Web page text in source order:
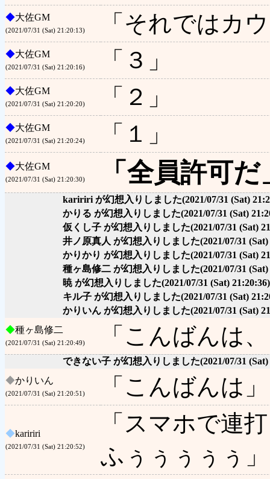
◆大佐GM
(2021/07/31 (Sat) 21:20:13) 「それではカ
◆大佐GM
(2021/07/31 (Sat) 21:20:16) 「３」
◆大佐GM
(2021/07/31 (Sat) 21:20:20) 「２」
◆大佐GM
(2021/07/31 (Sat) 21:20:24) 「１」
◆大佐GM
(2021/07/31 (Sat) 21:20:30) 「全員許可だ
kaririri が幻想入りしました(2021/07/31 (Sat)
かりる が幻想入りしました(2021/07/31 (Sat)
仮くし子 が幻想入りしました(2021/07/31 (Sat)
井ノ原真人 が幻想入りしました(2021/07/31
かりかり が幻想入りしました(2021/07/31 (Sat)
種ヶ島修二 が幻想入りしました(2021/07/31
暁 が幻想入りしました(2021/07/31 (Sat) 21:20:36)
キル子 が幻想入りしました(2021/07/31 (Sat)
かりいん が幻想入りしました(2021/07/31 (Sat)
◆種ヶ島修二
(2021/07/31 (Sat) 21:20:49) 「こんばんは
できない子 が幻想入りしました(2021/07/31
◆かりいん
(2021/07/31 (Sat) 21:20:51) 「こんばんは」
◆kaririri
(2021/07/31 (Sat) 21:20:52)
「スマホで連
ふぅぅぅぅぅ」